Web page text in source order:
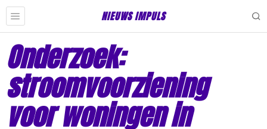
NIEUWS IMPULS
Onderzoek:
stroomvoorziening
voor woningen in